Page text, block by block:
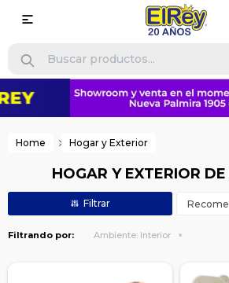

Home Hogar y Exterior
HOGAR Y EXTERIOR
Filtrando por: Ambiente: Interior